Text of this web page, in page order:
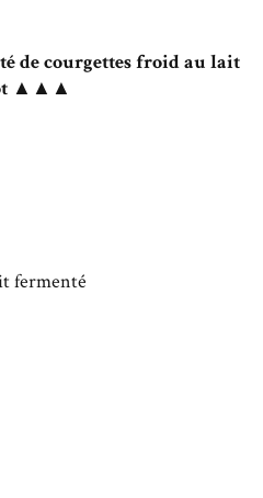
de courgettes froid au lait
▲▲▲
fermenté